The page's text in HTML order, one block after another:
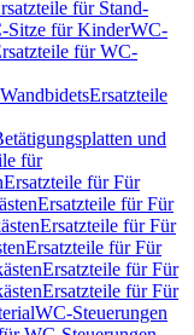
für Stand-
Sitze für KinderWC-
für WC-
WandbidetsErsatzteile
und
für
Ersatzteile für Für
Ersatzteile für Für
Ersatzteile für Für
Ersatzteile für Für
Ersatzteile für Für
Ersatzteile für Für
WC-Steuerungen